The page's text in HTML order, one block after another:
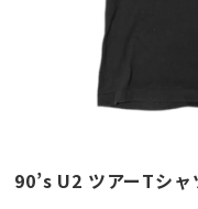
90’s U2 ツアーTシ